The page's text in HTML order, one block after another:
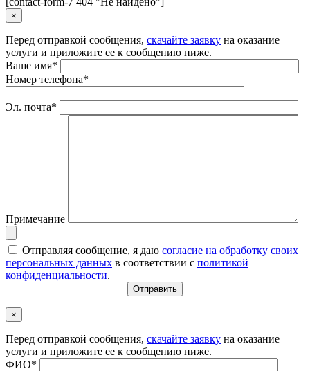
×
Перед отправкой сообщения, скачайте заявку на оказание
услуги и приложите ее к сообщению ниже.
Ваше имя*
Номер телефона*
Эл. почта*
Примечание
Отправляя сообщение, я даю согласие на обработку своих
персональных данных в соответствии с политикой
конфиденциальности.
×
Перед отправкой сообщения, скачайте заявку на оказание
услуги и приложите ее к сообщению ниже.
ФИО*